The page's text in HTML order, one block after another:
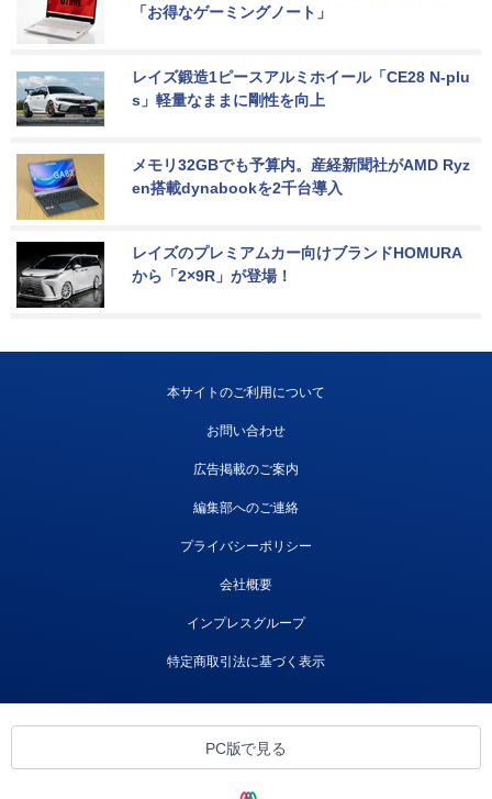
「お得なゲーミングノート」
レイズ鍛造1ピースアルミホイール「CE28 N-plu
s」軽量なままに剛性を向上
メモリ32GBでも予算内。産経新聞社がAMD Ryz
en搭載dynabookを2千台導入
レイズのプレミアムカー向けブランドHOMURA
から「2×9R」が登場！
本サイトのご利用について
お問い合わせ
広告掲載のご案内
編集部へのご連絡
プライバシーポリシー
会社概要
インプレスグループ
特定商取引法に基づく表示
PC版で見る